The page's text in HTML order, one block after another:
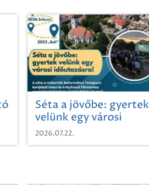
Séta a jövőbe: gyertek
velünk egy városi
időutazásra!
2026.07.22.